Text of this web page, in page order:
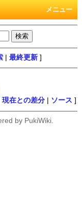
メニュー
最終更新 ]
|現在との差分 ソース ]
by PukiWiki.